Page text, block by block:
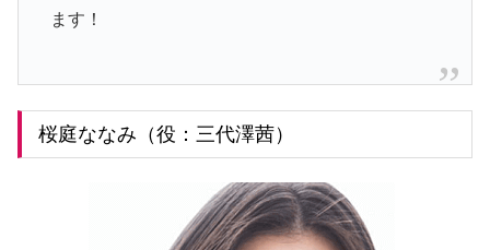
ます！
桜庭ななみ（役：三代澤茜）